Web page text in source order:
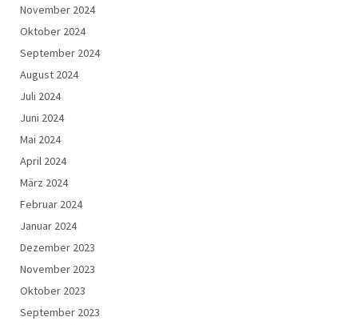
November 2024
Oktober 2024
September 2024
August 2024
Juli 2024
Juni 2024
Mai 2024
April 2024
März 2024
Februar 2024
Januar 2024
Dezember 2023
November 2023
Oktober 2023
September 2023